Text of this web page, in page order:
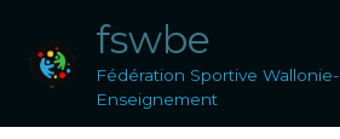
contenu
fswbe
Fédération Sportive
Enseignement